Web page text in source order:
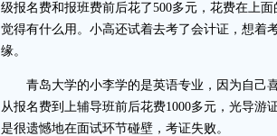
级报名费和报班费前后花了500多元，花费在上
觉得有什么用。小高还试着去考了会计证，想着
缘。
青岛大学的小李学的是英语专业，因为自己喜
从报名费到上辅导班前后花费1000多元，光导游
是很遗憾地在面试环节碰壁，考证失败。